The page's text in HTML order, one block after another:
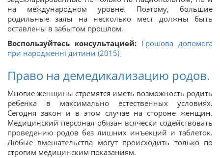
на международном уровне. Поэтому, большие
родильные залы на несколько мест должны быть
оставлены в забытом прошлом.
Воспользуйтесь консультацией: Грошова допомога
при народженні дитини (2015)
Право на демедикализацию родов.
Многие женщины стремятся иметь возможность родить
ребенка в максимально естественных условиях.
Сегодня закон и в этом случае на стороне женщин.
Медицинский персонал обязан всячески содействовать
проведению родов без лишних инъекций и таблеток.
Любые вмешательства могут происходить только по
строгим медицинским показаниям.